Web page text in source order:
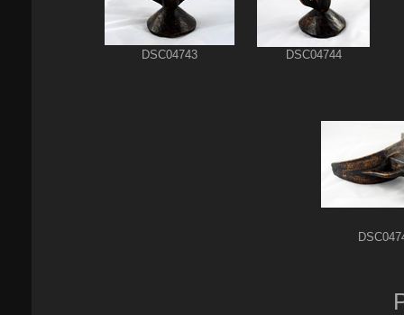
DSC04743 DSC04744